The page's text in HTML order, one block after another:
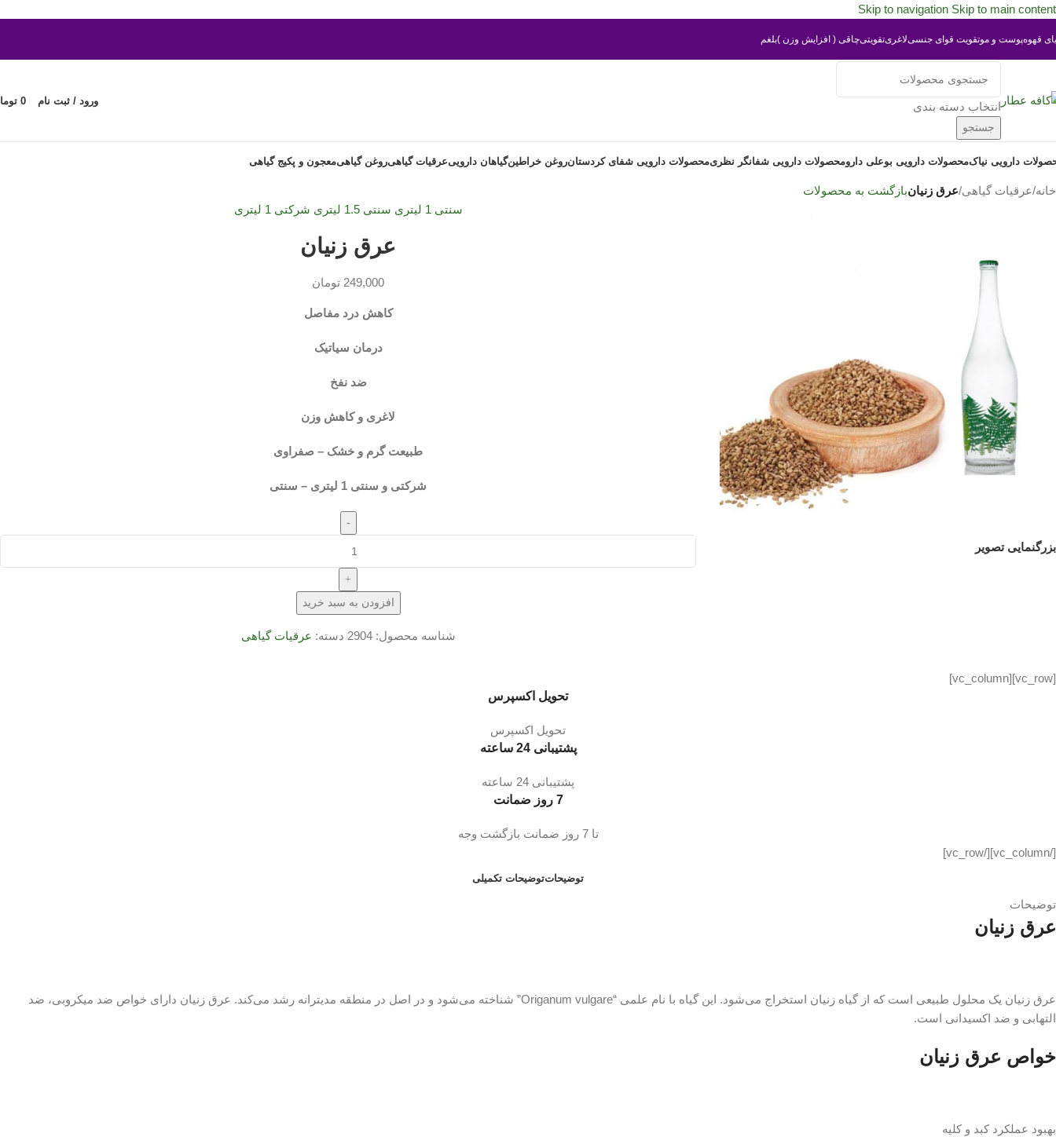
Skip to navigation Skip to main content
قهوهپوست و موتقویت قوای جنسیلاغریتقویتیچاقی ( افزایش وزن )بلغم
انتخاب دسته بندی
جستجو
ورود / ثبت نام 0
دارویی نیاکمحصولات دارویی بوعلی دارومحصولات دارویی شفانگر نظریمحصولات دارویی شفای کردستانروغن خراطینگیاهان داروییعرقیات گیاهیروغن گیاهیمعجون و پکیج گیاهی
خانه/عرقیات گیاهی/عرق زنیانبازگشت به محصولات
بزرگنمایی تصویر
سنتی 1 لیتری سنتی 1.5 لیتری شرکتی 1 لیتری
عرق زنیان
249,000 تومان
کاهش درد مفاصل
درمان سیاتیک
ضد نفخ
لاغری و کاهش وزن
طبیعت گرم و خشک – صفراوی
شرکتی و سنتی 1 لیتری – سنتی
-
+
افزودن به سبد خرید
شناسه محصول:2904 دسته: عرقیات گیاهی
[vc_row][vc_column]
تحویل اکسپرس
تحویل اکسپرس
پشتیبانی 24 ساعته
پشتیبانی 24 ساعته
7 روز ضمانت
تا 7 روز ضمانت بازگشت وجه
[/vc_column][/vc_row]
توضیحاتتوضیحات تکمیلی
توضیحات
عرق زنیان
عرق زنیان یک محلول طبیعی است که از گیاه زنیان استخراج می‌شود. این گیاه با نام علمی “Origanum vulgare” شناخته می‌شود و در اصل در منطقه مدیترانه رشد می‌کند. عرق زنیان دارای خواص ضد میکروبی، ضد
التهابی و ضد اکسیدانی است.
خواص عرق زنیان
بهبود عملکرد کبد و کلیه